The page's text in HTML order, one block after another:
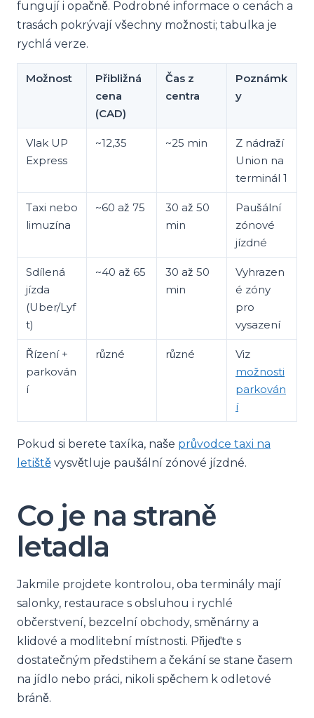
fungují i ​​opačně. Podrobné informace o cenách a
trasách pokrývají všechny možnosti; tabulka je
rychlá verze.
Možnost
Přibližná
cena
(CAD)
Čas z
centra
Poznámk
y
Vlak UP
Express
~12,35 ~25 min
Z nádraží
Union na
terminál 1
Taxi nebo
limuzína
~60 až 75
30 až 50
min
Paušální
zónové
jízdné
Sdílená
jízda
(Uber/Lyf
t)
~40 až 65
30 až 50
min
Vyhrazen
é zóny
pro
vysazení
Řízení +
parkován
í
různé různé
Viz
možnosti
parkován
í
Pokud si berete taxíka, naše průvodce taxi na
letiště vysvětluje paušální zónové jízdné.
Co je na straně
letadla
Jakmile projdete kontrolou, oba terminály mají
salonky, restaurace s obsluhou i rychlé
občerstvení, bezcelní obchody, směnárny a
klidové a modlitební místnosti. Přijeďte s
dostatečným předstihem a čekání se stane časem
na jídlo nebo práci, nikoli spěchem k odletové
bráně.